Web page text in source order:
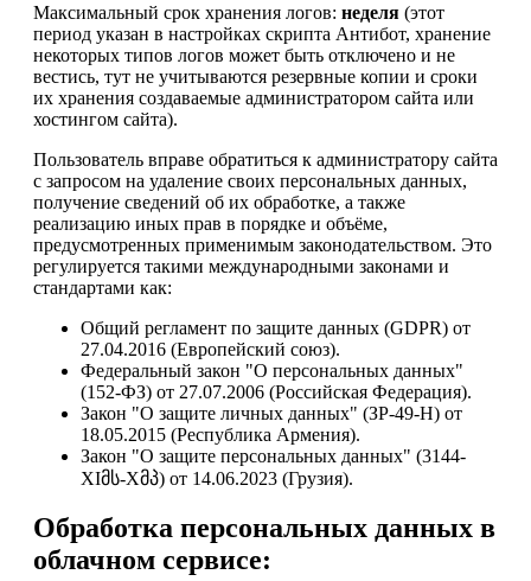
Максимальный срок хранения логов: неделя (этот
период указан в настройках скрипта Антибот, хранение
некоторых типов логов может быть отключено и не
вестись, тут не учитываются резервные копии и сроки
их хранения создаваемые администратором сайта или
хостингом сайта).
Пользователь вправе обратиться к администратору сайта
с запросом на удаление своих персональных данных,
получение сведений об их обработке, а также
реализацию иных прав в порядке и объёме,
предусмотренных применимым законодательством. Это
регулируется такими международными законами и
стандартами как:
Общий регламент по защите данных (GDPR) от
27.04.2016 (Европейский союз).
Федеральный закон "О персональных данных"
(152-ФЗ) от 27.07.2006 (Российская Федерация).
Закон "О защите личных данных" (ЗР-49-Н) от
18.05.2015 (Республика Армения).
Закон "О защите персональных данных" (3144-
XIმს-Xმპ) от 14.06.2023 (Грузия).
Обработка персональных данных в
облачном сервисе: